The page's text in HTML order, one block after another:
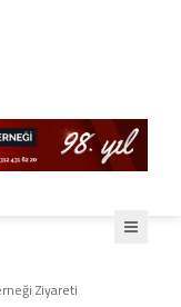
Ziyareti